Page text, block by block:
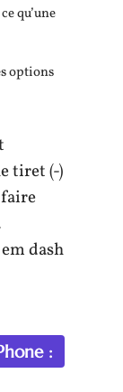
qu’une
options
tiret (-)
dash
: